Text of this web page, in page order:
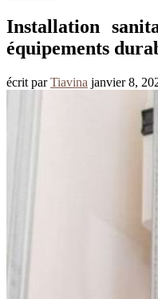
Installation
équipements
écrit parTiavina janvier 8,